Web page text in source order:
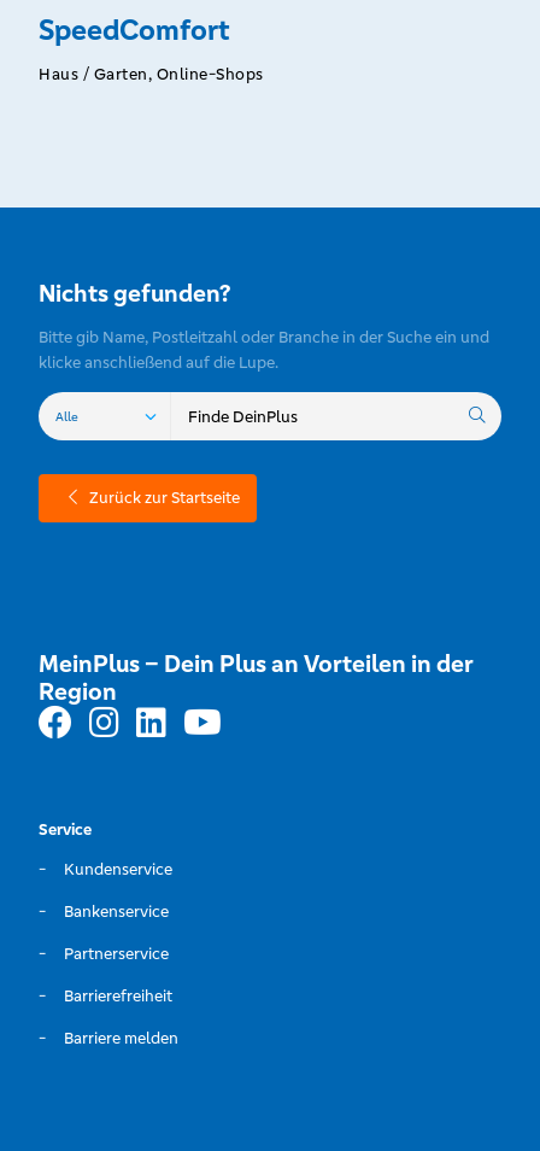
SpeedComfort
Haus / Garten, Online-Shops
Nichts gefunden?
Bitte gib Name, Postleitzahl oder Branche in der Suche ein und
klicke anschließend auf die Lupe.
Zurück zur Startseite
MeinPlus – Dein Plus an Vorteilen in der
Region
Service
Kundenservice
Bankenservice
Partnerservice
Barrierefreiheit
Barriere melden